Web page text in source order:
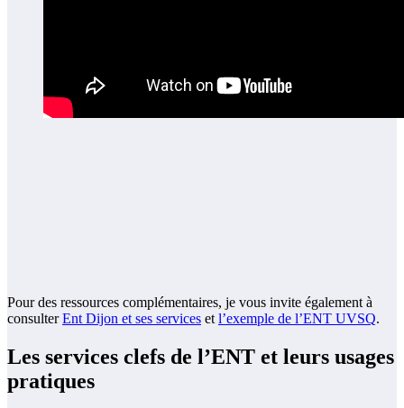
Pour des ressources complémentaires, je vous invite également à
consulterEnt Dijon et ses services et l’exemple de l’ENT UVSQ.
Les services clefs de l’ENT et leurs usages
pratiques